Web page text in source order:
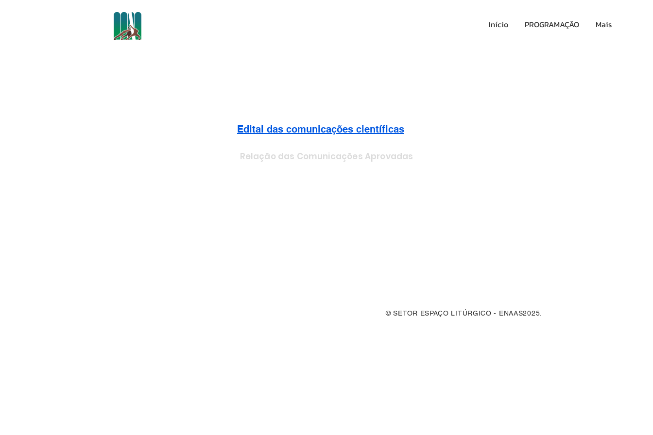
Início PROGRAMAÇÃO Mais
Edital das comunicações científicas
Relação das Comunicações Aprovadas
© SETOR ESPAÇO LITÚRGICO - ENAAS2025.